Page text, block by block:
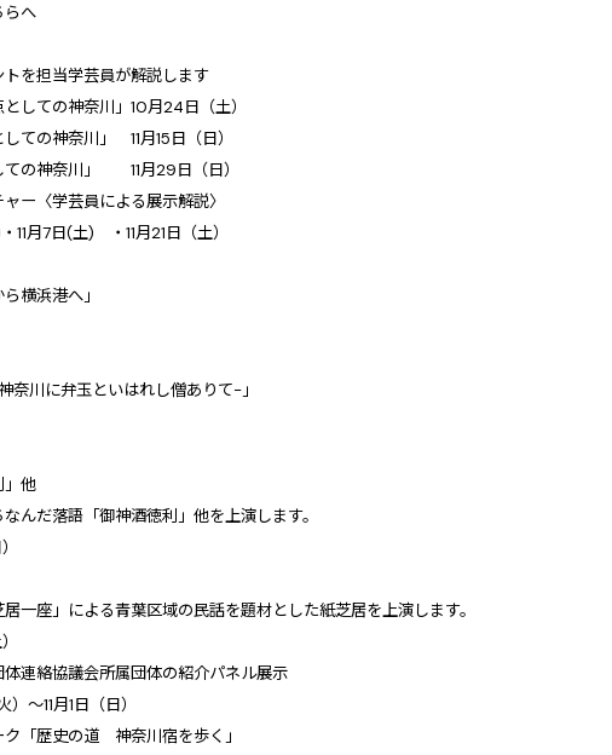
らへ
を担当学芸員が解説します
しての神奈川」10月24日（土）
ての神奈川」 11月15日（日）
の神奈川」 11月29日（日）
ー〈学芸員による展示解説〉
11月7日(土) ・11月21日（土）
ら横浜港へ」
奈川に弁玉といはれし僧ありて-」
」他
んだ落語「御神酒徳利」他を上演します。
居一座」による青葉区域の民話を題材とした紙芝居を上演します。
体連絡協議会所属団体の紹介パネル展示
～11月1日（日）
ク「歴史の道 神奈川宿を歩く」